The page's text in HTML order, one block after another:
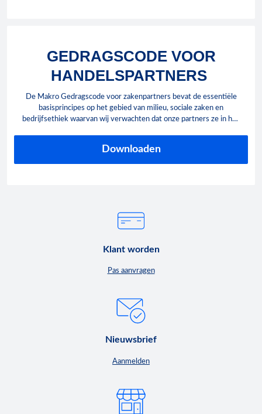
GEDRAGSCODE VOOR
HANDELSPARTNERS
De Makro Gedragscode voor zakenpartners bevat de essentiële
basisprincipes op het gebied van milieu, sociale zaken en
bedrijfsethiek waarvan wij verwachten dat onze partners ze in hun
Downloaden
Klant worden
Pas aanvragen
Nieuwsbrief
Aanmelden